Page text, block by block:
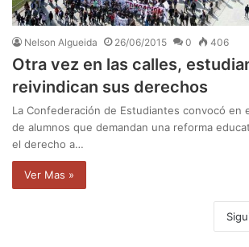
Nelson Algueida 26/06/2015 0 406
Otra vez en las calles,
reivindican sus derechos
La Confederación de Estudiantes convocó en
de alumnos que demandan una reforma
el derecho a…
Ver Mas »